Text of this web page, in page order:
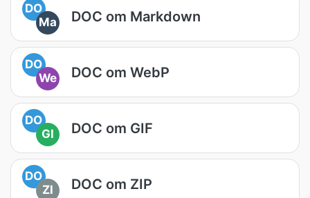
DO
Ma
DOC om Markdown
DO
We
DOC om WebP
DO
GI
DOC om GIF
DO
ZI
DOC om ZIP